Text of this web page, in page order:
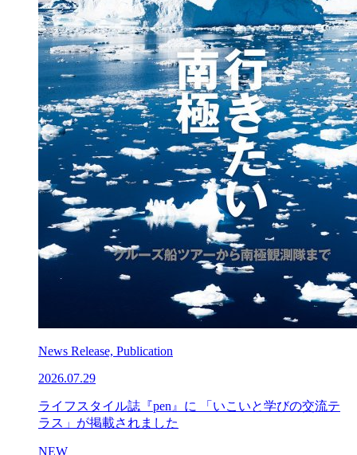
News Release, Publication
2026.07.29
ライフスタイル誌『pen』に 「いこいと学びの交流テ
ラス」が掲載されました
NEW